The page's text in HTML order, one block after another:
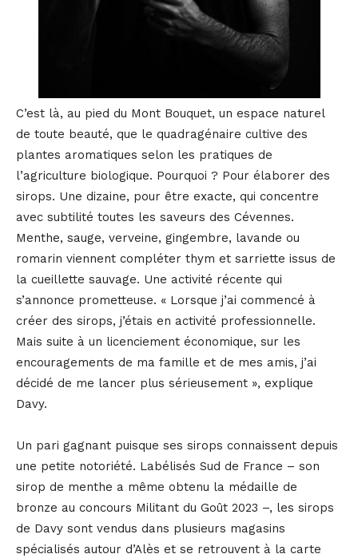
C’est là, au pied du Mont Bouquet, un espace naturel
de toute beauté, que le quadragénaire cultive des
plantes aromatiques selon les pratiques de
l’agriculture biologique. Pourquoi ? Pour élaborer des
sirops. Une dizaine, pour être exacte, qui concentre
avec subtilité toutes les saveurs des Cévennes.
Menthe, sauge, verveine, gingembre, lavande ou
romarin viennent compléter thym et sarriette issus de
la cueillette sauvage. Une activité récente qui
s’annonce prometteuse. « Lorsque j’ai commencé à
créer des sirops, j’étais en activité professionnelle.
Mais suite à un licenciement économique, sur les
encouragements de ma famille et de mes amis, j’ai
décidé de me lancer plus sérieusement », explique
Davy.
Un pari gagnant puisque ses sirops connaissent depuis
une petite notoriété. Labélisés Sud de France – son
sirop de menthe a même obtenu la médaille de
bronze au concours Militant du Goût 2023 –, les sirops
de Davy sont vendus dans plusieurs magasins
spécialisés autour d’Alès et se retrouvent à la carte